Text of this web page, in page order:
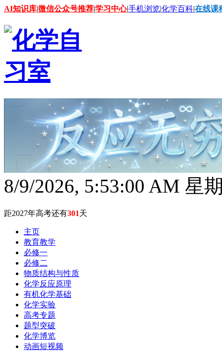
AI知识库|微信公众号推荐|学习中心|手机浏览|化学百科|在线课
8/9/2026, 5:53:02 AM 星
距2027年高考还有301天
主页
教育教学
必修一
必修二
物质结构与性质
化学反应原理
有机化学基础
化学实验
高考专题
题型突破
化学博览
动画短视频